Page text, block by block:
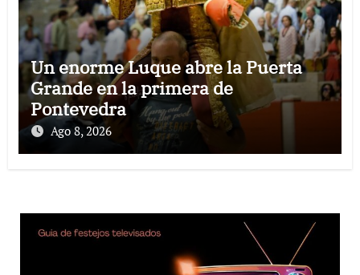
Un enorme Luque abre la Puerta
Grande en la primera de
Pontevedra
Ago 8, 2026